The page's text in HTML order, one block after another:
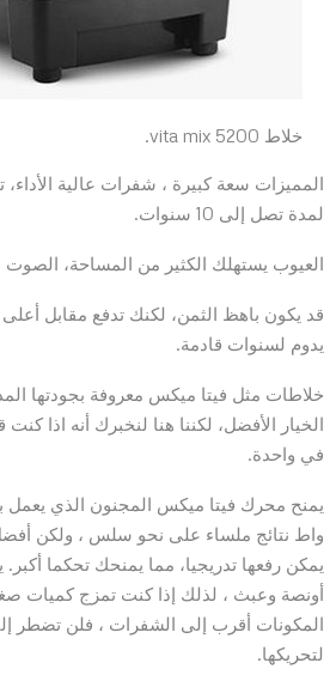
خلاط vita mix 5200.
المميزات سعة كبيرة ، شفرات عالية
لمدة تصل إلى 10 سنوات.
العيوب يستهلك الكثير من المساحة، الصوت
قد يكون باهظ الثمن، لكنك تدفع مقابل
يدوم لسنوات قادمة.
خلاطات مثل فيتا ميكس معروفة بجودتها
الخيار الأفضل، لكننا هنا لنخبرك أنه اذا كنت
في واحدة.
واط نتائج ملساء على نحو سلس ، ولكن
أونصة وعبث ، لذلك إذا كنت تمزج كميات
المكونات أقرب إلى الشفرات ، فلن تضطر
لتحريكها.